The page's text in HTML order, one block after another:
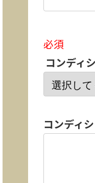
必須
コンディ
コンディ